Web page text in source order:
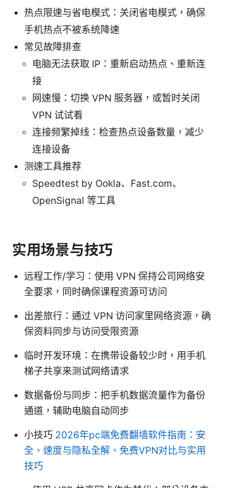
热点限速与省电模式：关闭省电模式，确保
手机热点不被系统降速
常见故障排查
电脑无法获取 IP：重新启动热点、重新连
接
网速慢：切换 VPN 服务器，或暂时关闭
VPN 试试看
连接频繁掉线：检查热点设备数量，减少
连接设备
测速工具推荐
Speedtest by Ookla、Fast.com、
OpenSignal 等工具
实用场景与技巧
远程工作/学习：使用 VPN 保持公司网络安
全要求，同时确保课程资源可访问
出差旅行：通过 VPN 访问家里网络资源，确
保资料同步与访问受限资源
临时开发环境：在携带设备较少时，用手机
梯子共享来测试网络请求
数据备份与同步：把手机数据流量作为备份
通道，辅助电脑自动同步
小技巧 2026年pc端免费翻墙软件指南：安
全、速度与隐私全解、免费VPN对比与实用
技巧